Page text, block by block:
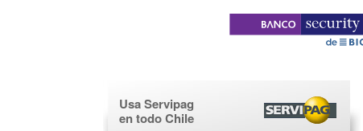
Usa Servipag
en todo Chile